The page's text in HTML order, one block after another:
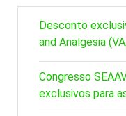
Desconto
and Analgesia
Congresso
exclusivos para